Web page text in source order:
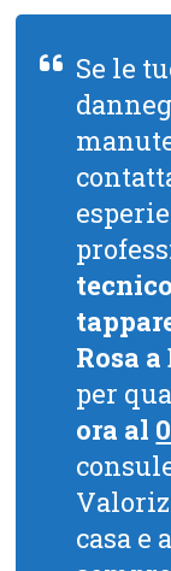
Se le
Rosa
per
ora al
casa e